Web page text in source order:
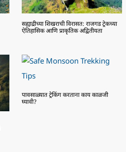
सह्याद्रीच्या शिखराची विरासत: राजगड ट्रेकच्या
ऐतिहासिक आणि प्राकृतिक अद्वितीयता
पावसाळ्यात ट्रेकिंग करताना काय काळजी
घ्यावी?